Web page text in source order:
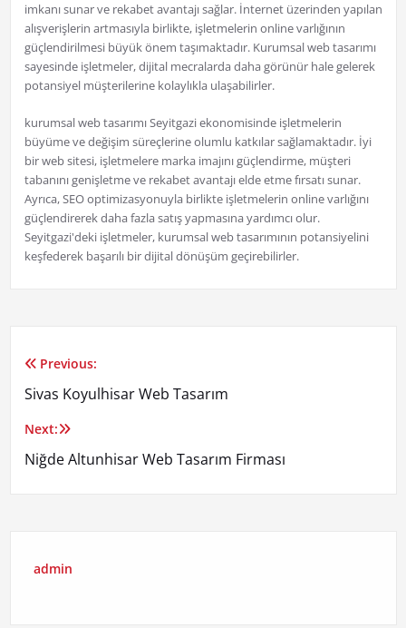
imkanı sunar ve rekabet avantajı sağlar. İnternet üzerinden yapılan
alışverişlerin artmasıyla birlikte, işletmelerin online varlığının
güçlendirilmesi büyük önem taşımaktadır. Kurumsal web tasarımı
sayesinde işletmeler, dijital mecralarda daha görünür hale gelerek
potansiyel müşterilerine kolaylıkla ulaşabilirler.
kurumsal web tasarımı Seyitgazi ekonomisinde işletmelerin
büyüme ve değişim süreçlerine olumlu katkılar sağlamaktadır. İyi
bir web sitesi, işletmelere marka imajını güçlendirme, müşteri
tabanını genişletme ve rekabet avantajı elde etme fırsatı sunar.
Ayrıca, SEO optimizasyonuyla birlikte işletmelerin online varlığını
güçlendirerek daha fazla satış yapmasına yardımcı olur.
Seyitgazi'deki işletmeler, kurumsal web tasarımının potansiyelini
keşfederek başarılı bir dijital dönüşüm geçirebilirler.
Yazı
gezinmesi
Previous:
Sivas Koyulhisar Web Tasarım
Next:
Niğde Altunhisar Web Tasarım Firması
admin